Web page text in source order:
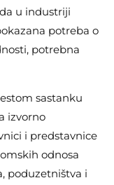
u industriji
potreba o
potrebna
sastanku
izvorno
i predstavnice
odnosa
poduzetništva i